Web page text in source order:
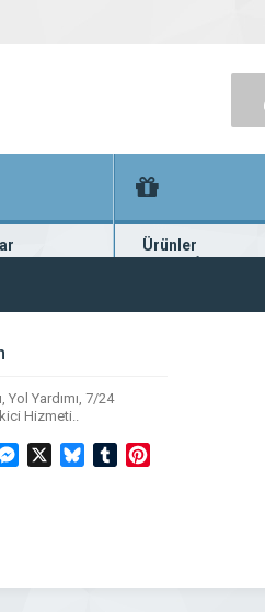
seri ilanlar
Ürünler
Binlerce firma ürünü
Yol Yardımı, 7/24
Hizmeti..
MessengerBluesky
Tumblr